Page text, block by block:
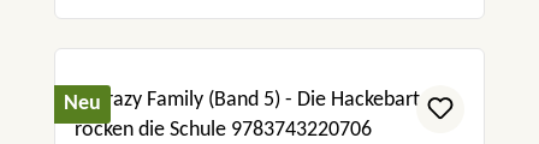
Neu